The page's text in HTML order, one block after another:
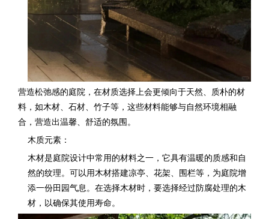
营造松弛感的庭院，在材质选择上会更倾向于天然、质朴的材
料，如木材、石材、竹子等，这些材料能够与自然环境相融
合，营造出温馨、舒适的氛围。
木质元素：
木材是庭院设计中常用的材料之一，它具有温暖的质感和自
然的纹理。可以用木材搭建凉亭、花架、围栏等，为庭院增
添一份田园气息。在选择木材时，要选择经过防腐处理的木
材，以确保其使用寿命。